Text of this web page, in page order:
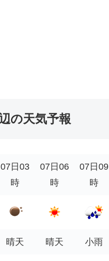
の天気予報
07日03
時
07日06
時
07日09
時
晴天 晴天 小雨